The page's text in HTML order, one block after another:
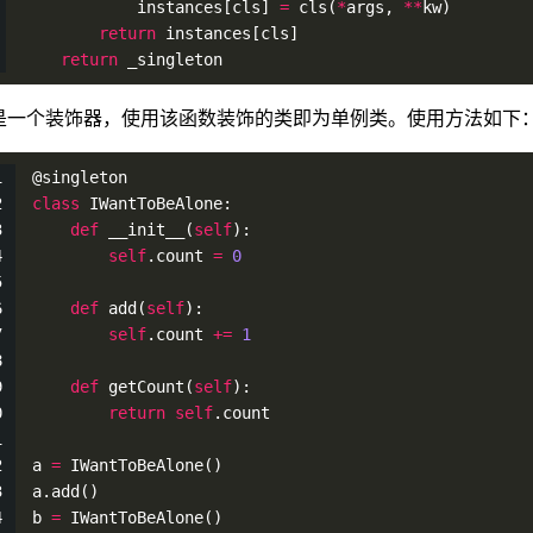
            instances[cls]
= cls (*args, ** kw)
return instances[cls]
return _singleton
一个装饰器，使用该函数装饰的类即为单例类。使用方法如下
@singleton
class IWantToBeAlone:
def
__init__ (self):
self.count = 0
def add (self):
self.count += 1
def getCount (self):
return self.count
a = IWantToBeAlone()
a. add ()
b = IWantToBeAlone()